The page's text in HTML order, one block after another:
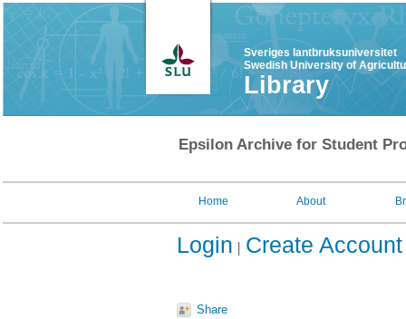
Sveriges lantbruksuniversitet
Swedish University of
Library
Epsilon Archive for Student
Home About
Login Create Account
Share